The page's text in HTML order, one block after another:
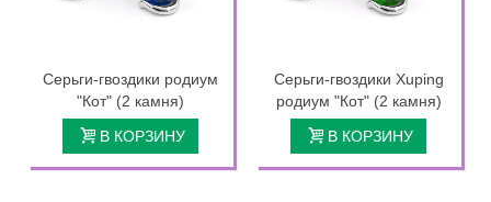
Серьги-гвоздики родиум
"Кот" (2 камня)
В КОРЗИНУ
Серьги-гвоздики Xuping
родиум "Кот" (2 камня)
В КОРЗИНУ